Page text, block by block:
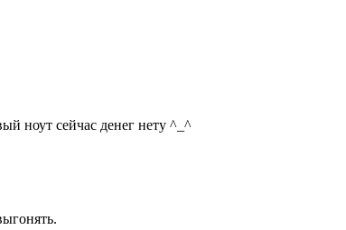
ноут сейчас денег нету ^_^